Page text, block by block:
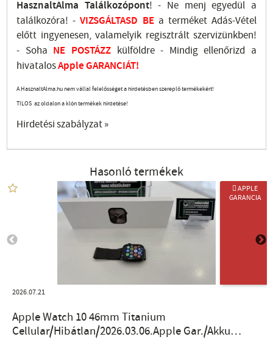
HasznaltAlma Találkozópont! - Ne menj egyedül a
találkozóra! - VIZSGÁLTASD BEa terméket Adás-Vétel
előtt ingyenesen, valamelyik regisztrált szervizünkben!
- Soha NE POSTÁZZ külföldre- Mindig ellenőrizd a
hivatalosApple GARANCIÁT!
A HasznaltAlma.hu nem vállal felelősséget a hirdetésben szereplő termékekért!
TILOS az oldalon a klón termékek hirdetése!
Hirdetési szabályzat »
Hasonló termékek
 APPLE
GARANCIA
2026.07.21
Apple Watch 10 46mm Titanium
Cellular/Hibátlan/2026.03.06.Apple Gar./Akku